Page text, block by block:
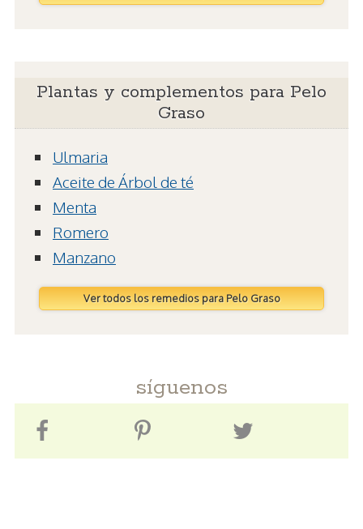
Plantas y complementos para Pelo
Graso
Ulmaria
Aceite de Árbol de té
Menta
Romero
Manzano
Ver todos los remedios para Pelo Graso
síguenos